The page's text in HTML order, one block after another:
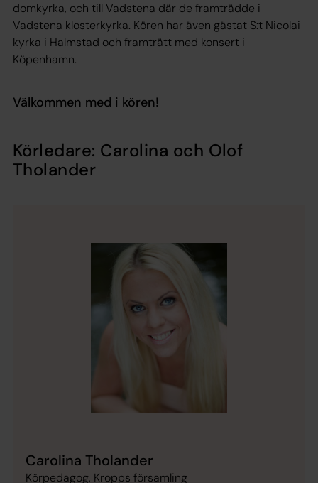
domkyrka, och till Vadstena där de framträdde i
Vadstena klosterkyrka. Kören har även gästat S:t Nicolai
kyrka i Halmstad och framträtt med konsert i
Köpenhamn.
Välkommen med i kören!
Körledare: Carolina och Olof
Tholander
Carolina Tholander
Körpedagog, Kropps församling